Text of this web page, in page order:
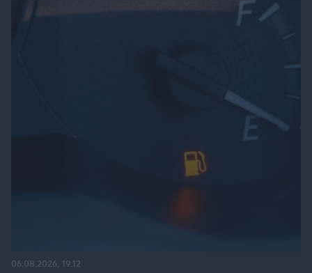
06.08.2026, 19:12